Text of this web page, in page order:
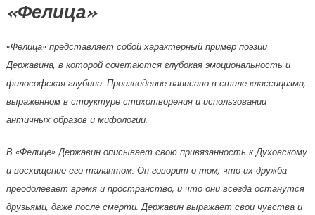
«Фелица»
«Фелица» представляет собой характерный пример поэзии
Державина, в которой сочетаются глубокая эмоциональность и
философская глубина. Произведение написано в стиле классицизма,
выраженном в структуре стихотворения и использовании
античных образов и мифологии.
В «Фелице» Державин описывает свою привязанность к Духовскому
и восхищение его талантом. Он говорит о том, что их дружба
преодолевает время и пространство, и что они всегда останутся
друзьями, даже после смерти. Державин выражает свои чувства и